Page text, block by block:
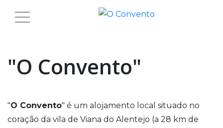
"O Convento"
"O Convento" é um alojamento local situado no
coração da vila de Viana do Alentejo (a 28 km de